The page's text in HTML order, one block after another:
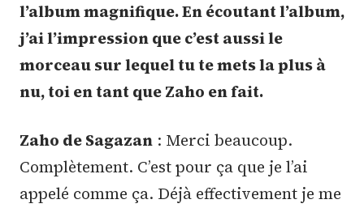
l’album magnifique. En écoutant l’album,
j’ai l’impression que c’est aussi le
morceau sur lequel tu te mets la plus à
nu, toi en tant que Zaho en fait.
Zaho de Sagazan : Merci beaucoup.
Complètement. C’est pour ça que je l’ai
appelé comme ça. Déjà effectivement je me